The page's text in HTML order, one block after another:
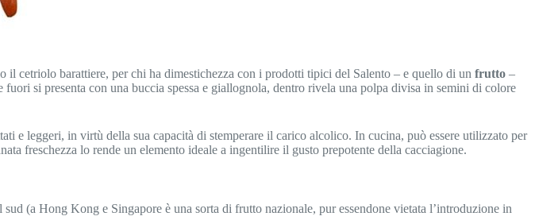
il cetriolo barattiere, per chi ha dimestichezza con i prodotti tipici del Salento – e quello di un frutto –
si presenta con una buccia spessa e giallognola, dentro rivela una polpa divisa in semini di colore
e leggeri, in virtù della sua capacità di stemperare il carico alcolico. In cucina, può essere utilizzato per
freschezza lo rende un elemento ideale a ingentilire il gusto prepotente della cacciagione.
(a Hong Kong e Singapore è una sorta di frutto nazionale, pur essendone vietata l’introduzione in